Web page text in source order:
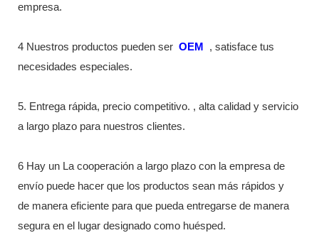
empresa.
4 Nuestros productos pueden ser OEM
, satisface tus
necesidades especiales.
5. Entrega rápida, precio competitivo. , alta calidad y servicio
a largo plazo para nuestros clientes.
6 Hay un La cooperación a largo plazo con la empresa de
envío puede hacer que los productos sean más rápidos y
de manera eficiente para que pueda entregarse de manera
segura en el lugar designado como huésped.